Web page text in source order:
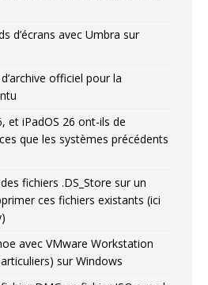
d’écrans avec Umbra sur
officiel pour la
et iPadOS 26 ont-ils de
que les systèmes précédents
fichiers .DS_Store sur un
ces fichiers existants (ici
avec VMware Workstation
sur Windows